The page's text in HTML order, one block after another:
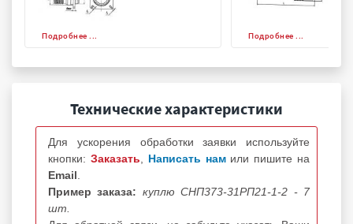
Подробнее ... Подробнее ...
Технические характеристики
Для ускорения обработки заявки используйте
кнопки: Заказать Написать нам или пишите на
Email
Пример заказа: куплю СНП373-31РП21-1-2 - 7
шт.